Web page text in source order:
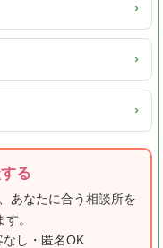
›
›
›
る
あなたに合う相談所を
。
し・匿名OK